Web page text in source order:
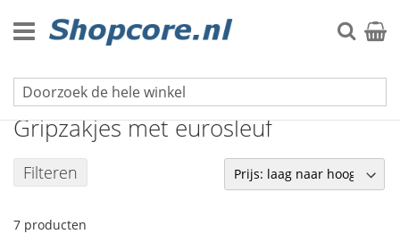
naar
de
Zoek
Gripzakjes
Gripzakjes met eurosleuf
Filteren
7 producten